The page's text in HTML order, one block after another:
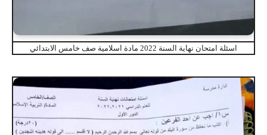
اسئلة امتحان نهاية السنة 2022 مادة اسلامية صف خامس الابتدائي